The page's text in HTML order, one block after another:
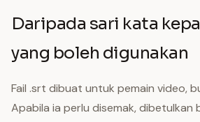
Daripada sari kata
yang boleh digunakan
Fail .srt dibuat untuk pemain video,
Apabila ia perlu disemak, dibetulkan